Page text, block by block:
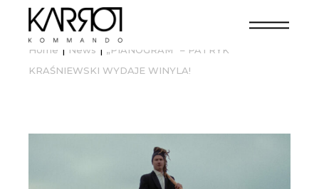
Home News
„PIANOGRAM” – PATRYK
KRAŚNIEWSKI WYDAJE WINYLA!